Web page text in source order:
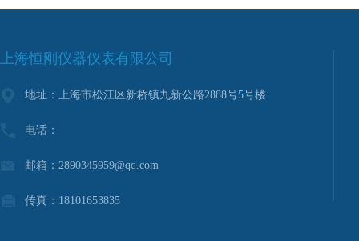
上海恒刚仪器仪表有限公司
地址：上海市松江区新桥镇九新公路2888号5号楼
电话：
邮箱：2890345959@qq.com
传真：18101653835